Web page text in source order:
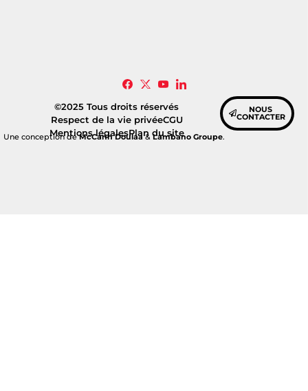
©2025 Tous droits réservés
Respect de la vie privéeCGU
Mentions légalesPlan du site
NOUS
CONTACTER
Une conception deMcCann Doulaa&Lambano Groupe.